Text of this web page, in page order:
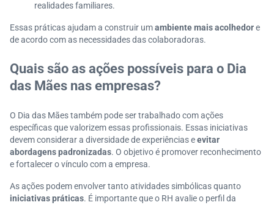
realidades familiares.
Essas práticas ajudam a construir umambiente mais acolhedore
de acordo com as necessidades das colaboradoras.
Quais são as ações possíveis para o Dia
das Mães nas empresas?
O Dia das Mães também pode ser trabalhado com ações
específicas que valorizem essas profissionais. Essas iniciativas
devem considerar a diversidade de experiências eevitar
abordagens padronizadas. O objetivo é promover reconhecimento
e fortalecer o vínculo com a empresa.
As ações podem envolver tanto atividades simbólicas quanto
iniciativas práticas. É importante que o RH avalie o perfil da